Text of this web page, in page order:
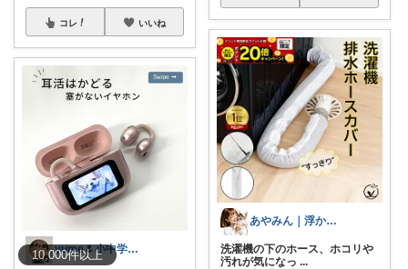
10,000件以上
コレ いいね
yume🌷小中学生ママ&家事グッズ
あやみん｜浮かせる収納と快適生活
洗濯機の下のホース、ホコリや
汚れが気になっ ...